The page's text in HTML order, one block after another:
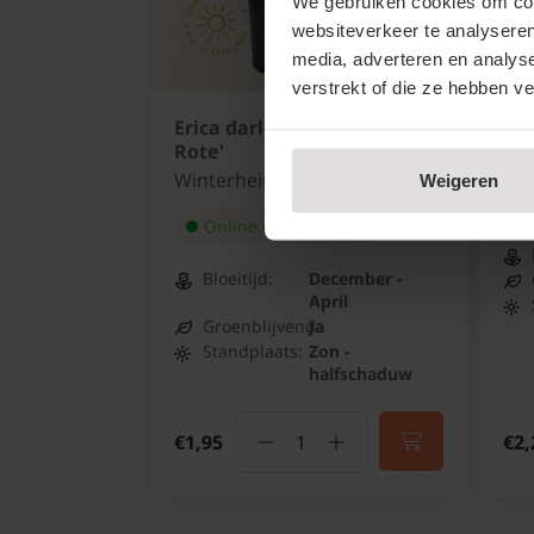
websiteverkeer te
media, adverteren en
verstrekt of die ze hebben
Weigeren
Erica darleyensis 'Kramers
Rote'
Winterheide
Online op voorraad
Bloeitijd:
December -
April
Groenblijvend:
Ja
Standplaats: Zon -
halfschaduw
€1,95